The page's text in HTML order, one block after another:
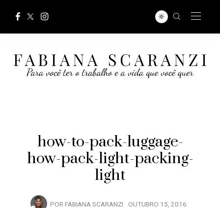
how-to-pack-luggage-
how-pack-light-packing-
light
POR FABIANA SCARANZI OUTUBRO 15, 2016